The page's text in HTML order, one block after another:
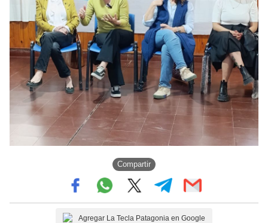
Compartir
Agregar La Tecla Patagonia en Google